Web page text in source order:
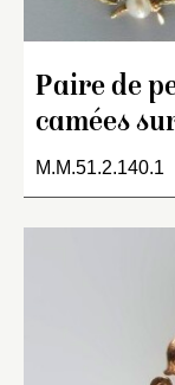
Paire de
camées
M.M.51.2.140.1